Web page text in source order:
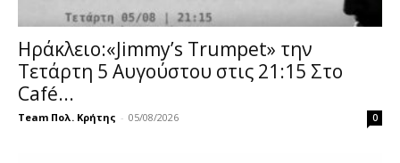
Ηράκλειο:«Jimmy’s Trumpet» την
Τετάρτη 5 Αυγούστου στις 21:15 Στο
Café...
Team Πολ. Κρήτης - 05/08/2026 0